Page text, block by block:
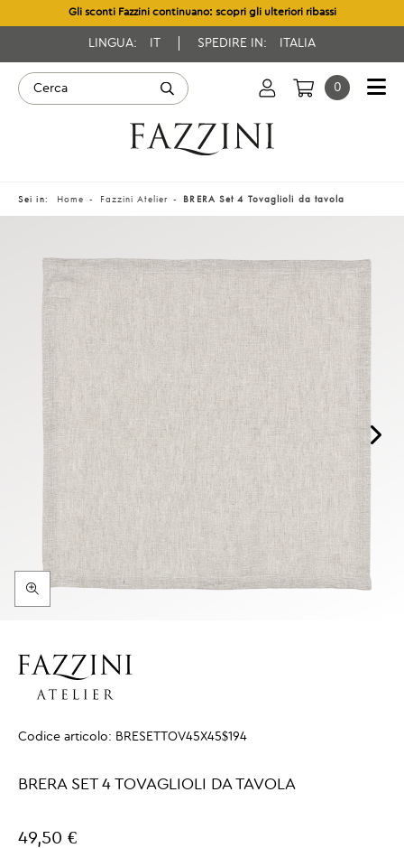
Gli sconti Fazzini continuano: scopri gli ulteriori ribassi
LINGUA: SPEDIRE IN: ITALIA
0
Sei in: Home Fazzini Atelier BRERA Set 4 Tovaglioli da tavola
Codice articolo: BRESETTOV45X45$194
BRERA SET 4 TOVAGLIOLI DA TAVOLA
49,50 €